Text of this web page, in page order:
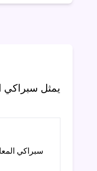
يمثل سبراكي
سبراكي